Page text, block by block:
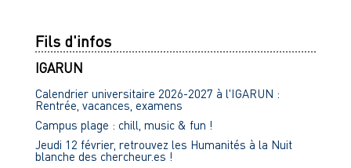
Fils d'infos
IGARUN
Calendrier universitaire 2026-2027 à l'IGARUN :
Rentrée, vacances, examens
Campus plage : chill, music & fun !
Jeudi 12 février, retrouvez les Humanités à la Nuit
blanche des chercheur.es !